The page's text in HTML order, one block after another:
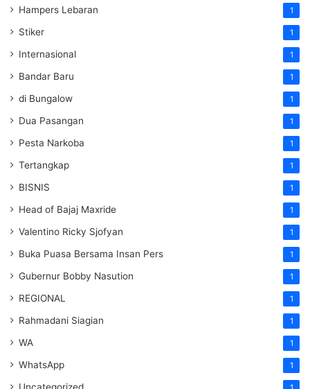
Hampers Lebaran 1
Stiker 1
Internasional 1
Bandar Baru 1
di Bungalow 1
Dua Pasangan 1
Pesta Narkoba 1
Tertangkap 1
BISNIS 1
Head of Bajaj Maxride 1
Valentino Ricky Sjofyan 1
Buka Puasa Bersama Insan Pers 1
Gubernur Bobby Nasution 1
REGIONAL 1
Rahmadani Siagian 1
WA 1
WhatsApp 1